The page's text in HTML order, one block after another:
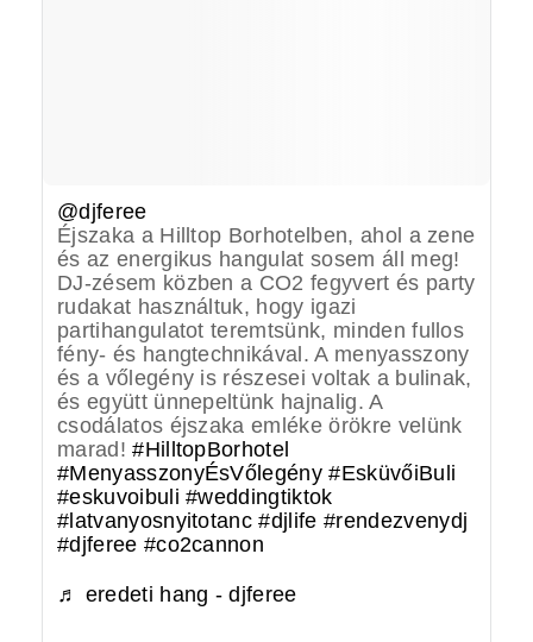
@djferee
Éjszaka a Hilltop Borhotelben, ahol a zene
és az energikus hangulat sosem áll meg!
DJ-zésem közben a CO2 fegyvert és party
rudakat használtuk, hogy igazi
partihangulatot teremtsünk, minden fullos
fény- és hangtechnikával. A menyasszony
és a vőlegény is részesei voltak a bulinak,
és együtt ünnepeltünk hajnalig. A
csodálatos éjszaka emléke örökre velünk
marad!#HilltopBorhotel
#MenyasszonyÉsVőlegény #EsküvőiBuli
#eskuvoibuli #weddingtiktok
#latvanyosnyitotanc #djlife #rendezvenydj
#djferee #co2cannon
♬ eredeti hang - djferee